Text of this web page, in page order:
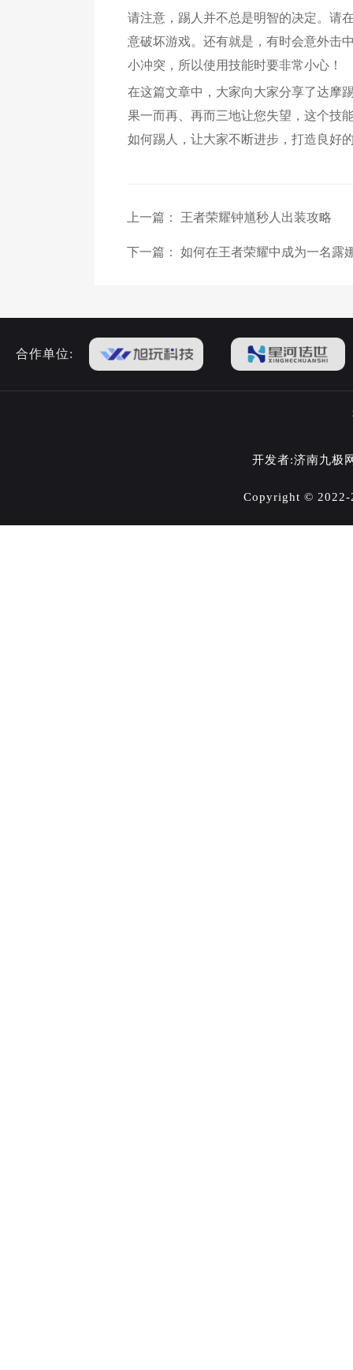
请注意，踢人并不总是明智的决定。请
意破坏游戏。还有就是，有时会意外击
小冲突，所以使用技能时要非常小心！
在这篇文章中，大家向大家分享了达摩
果一而再、再而三地让您失望，这个技
如何踢人，让大家不断进步，打造良好
上一篇： 王者荣耀钟馗秒人出装攻略
下一篇： 如何在王者荣耀中成为一名
合作单位:
开发者:济南九
Copyright ©